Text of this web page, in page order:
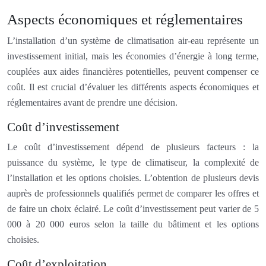
Aspects économiques et réglementaires
L’installation d’un système de climatisation air-eau représente un
investissement initial, mais les économies d’énergie à long terme,
couplées aux aides financières potentielles, peuvent compenser ce
coût. Il est crucial d’évaluer les différents aspects économiques et
réglementaires avant de prendre une décision.
Coût d’investissement
Le coût d’investissement dépend de plusieurs facteurs : la
puissance du système, le type de climatiseur, la complexité de
l’installation et les options choisies. L’obtention de plusieurs devis
auprès de professionnels qualifiés permet de comparer les offres et
de faire un choix éclairé. Le coût d’investissement peut varier de 5
000 à 20 000 euros selon la taille du bâtiment et les options
choisies.